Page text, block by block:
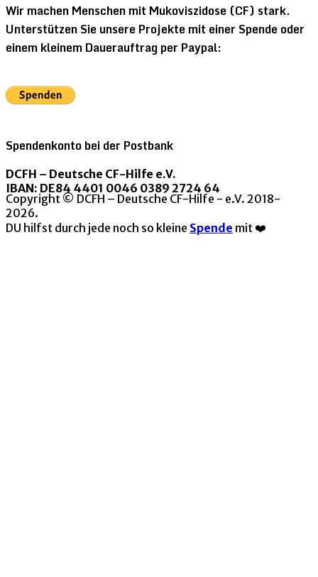
Wir machen Menschen mit Mukoviszidose (CF) stark.
Unterstützen Sie unsere Projekte mit einer Spende oder
einem kleinem Dauerauftrag per Paypal:
Spendenkonto bei der Postbank
DCFH – Deutsche CF-Hilfe e.V.
IBAN: DE84 4401 0046 0389 2724 64
Copyright © DCFH – Deutsche CF-Hilfe - e.V. 2018-
2026.
DU hilfst durch jede noch so kleine Spende mit ❤️